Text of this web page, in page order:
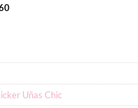
Uñas Chic